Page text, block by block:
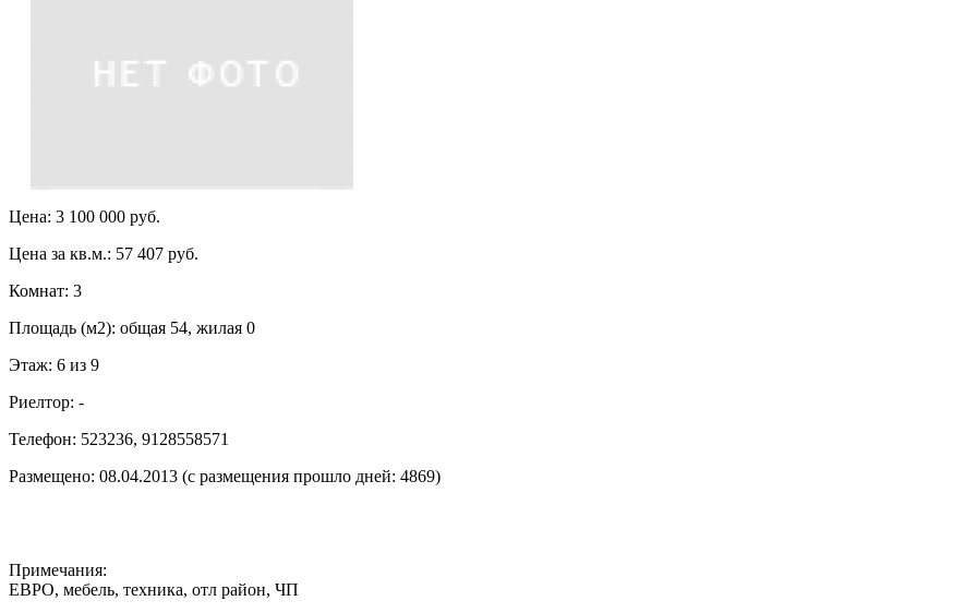
Цена: 3 100 000 руб.
Цена за кв.м.: 57 407 руб.
Комнат: 3
Площадь (м2): общая 54, жилая 0
Этаж: 6 из 9
Риелтор: -
Телефон: 523236, 9128558571
Размещено: 08.04.2013 (с размещения прошло дней: 4869)
Примечания:
ЕВРО, мебель, техника, отл район, ЧП